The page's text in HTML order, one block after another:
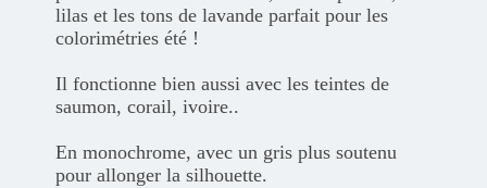
lilas et les tons de lavande parfait pour les
colorimétries été !
Il fonctionne bien aussi avec les teintes de
saumon, corail, ivoire..
En monochrome, avec un gris plus soutenu
pour allonger la silhouette.